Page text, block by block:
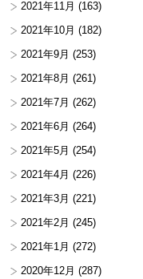
2021年11月 (163)
2021年10月 (182)
2021年9月 (253)
2021年8月 (261)
2021年7月 (262)
2021年6月 (264)
2021年5月 (254)
2021年4月 (226)
2021年3月 (221)
2021年2月 (245)
2021年1月 (272)
2020年12月 (287)